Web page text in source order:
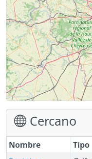
Cercano
Nombre Tipo